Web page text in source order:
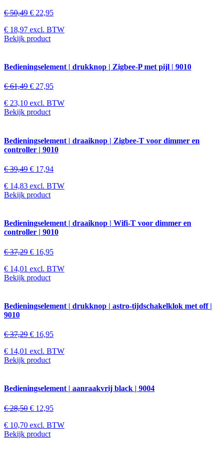
€50,49 € 22,95
€ 18,97 excl. BTW
Bekijk product
Bedieningselement | drukknop | Zigbee-P met pijl | 9010
€61,49 € 27,95
€ 23,10 excl. BTW
Bekijk product
Bedieningselement | draaiknop | Zigbee-T voor dimmer en
controller | 9010
€39,49 € 17,94
€ 14,83 excl. BTW
Bekijk product
Bedieningselement | draaiknop | Wifi-T voor dimmer en
controller | 9010
€37,29 € 16,95
€ 14,01 excl. BTW
Bekijk product
Bedieningselement | drukknop | astro-tijdschakelklok met off |
9010
€37,29 € 16,95
€ 14,01 excl. BTW
Bekijk product
Bedieningselement | aanraakvrij black | 9004
€28,50 € 12,95
€ 10,70 excl. BTW
Bekijk product